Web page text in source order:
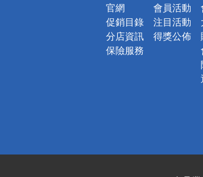
官網
促銷目錄
分店資訊
保險服務
會員活動
注目活動
得獎公佈